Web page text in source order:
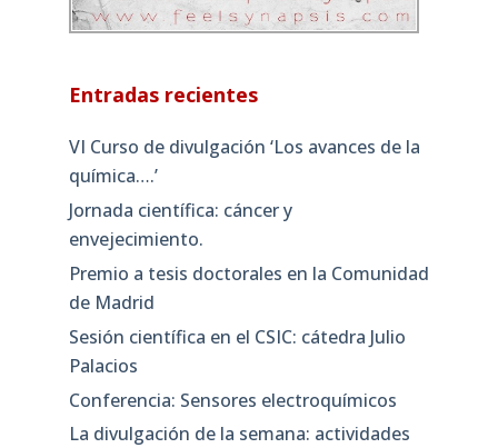
Entradas recientes
VI Curso de divulgación ‘Los avances de la
química….’
Jornada científica: cáncer y
envejecimiento.
Premio a tesis doctorales en la Comunidad
de Madrid
Sesión científica en el CSIC: cátedra Julio
Palacios
Conferencia: Sensores electroquímicos
La divulgación de la semana: actividades